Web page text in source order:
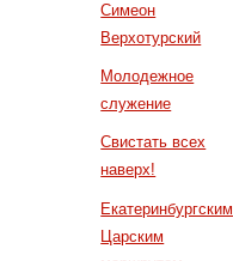
Симеон
Верхотурский
Молодежное
служение
Свистать всех
наверх!
Екатеринбургским
Царским